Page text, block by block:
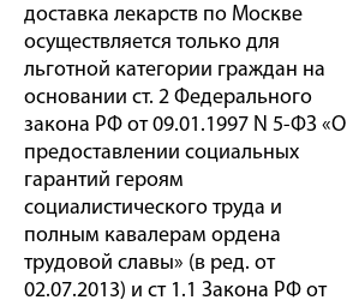
доставка лекарств по Москве
осуществляется только для
льготной категории граждан на
основании ст. 2 Федерального
закона РФ от 09.01.1997 N 5-ФЗ «О
предоставлении социальных
гарантий героям
социалистического труда и
полным кавалерам ордена
трудовой славы» (в ред. от
02.07.2013) и ст 1.1 Закона РФ от